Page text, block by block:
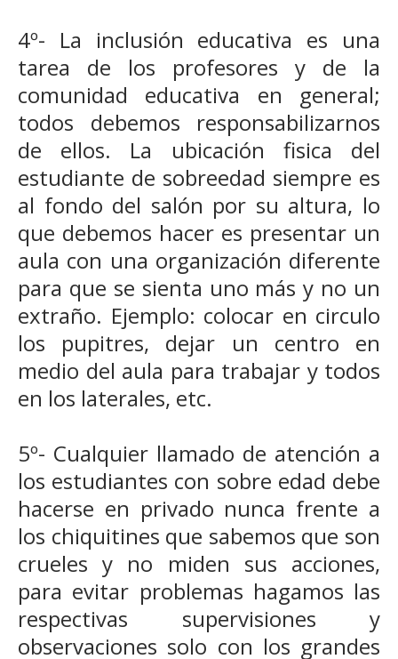
4º- La inclusión educativa es una
tarea de los profesores y de la
comunidad educativa en general;
todos debemos responsabilizarnos
de ellos. La ubicación fisica del
estudiante de sobreedad siempre es
al fondo del salón por su altura, lo
que debemos hacer es presentar un
aula con una organización diferente
para que se sienta uno más y no un
extraño. Ejemplo: colocar en circulo
los pupitres, dejar un centro en
medio del aula para trabajar y todos
en los laterales, etc.
5º- Cualquier llamado de atención a
los estudiantes con sobre edad debe
hacerse en privado nunca frente a
los chiquitines que sabemos que son
crueles y no miden sus acciones,
para evitar problemas hagamos las
respectivas supervisiones y
observaciones solo con los grandes